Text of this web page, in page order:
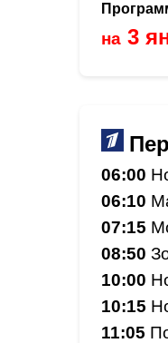
на 3
06:00
06:10
07:15
08:50
10:00
10:15
11:05